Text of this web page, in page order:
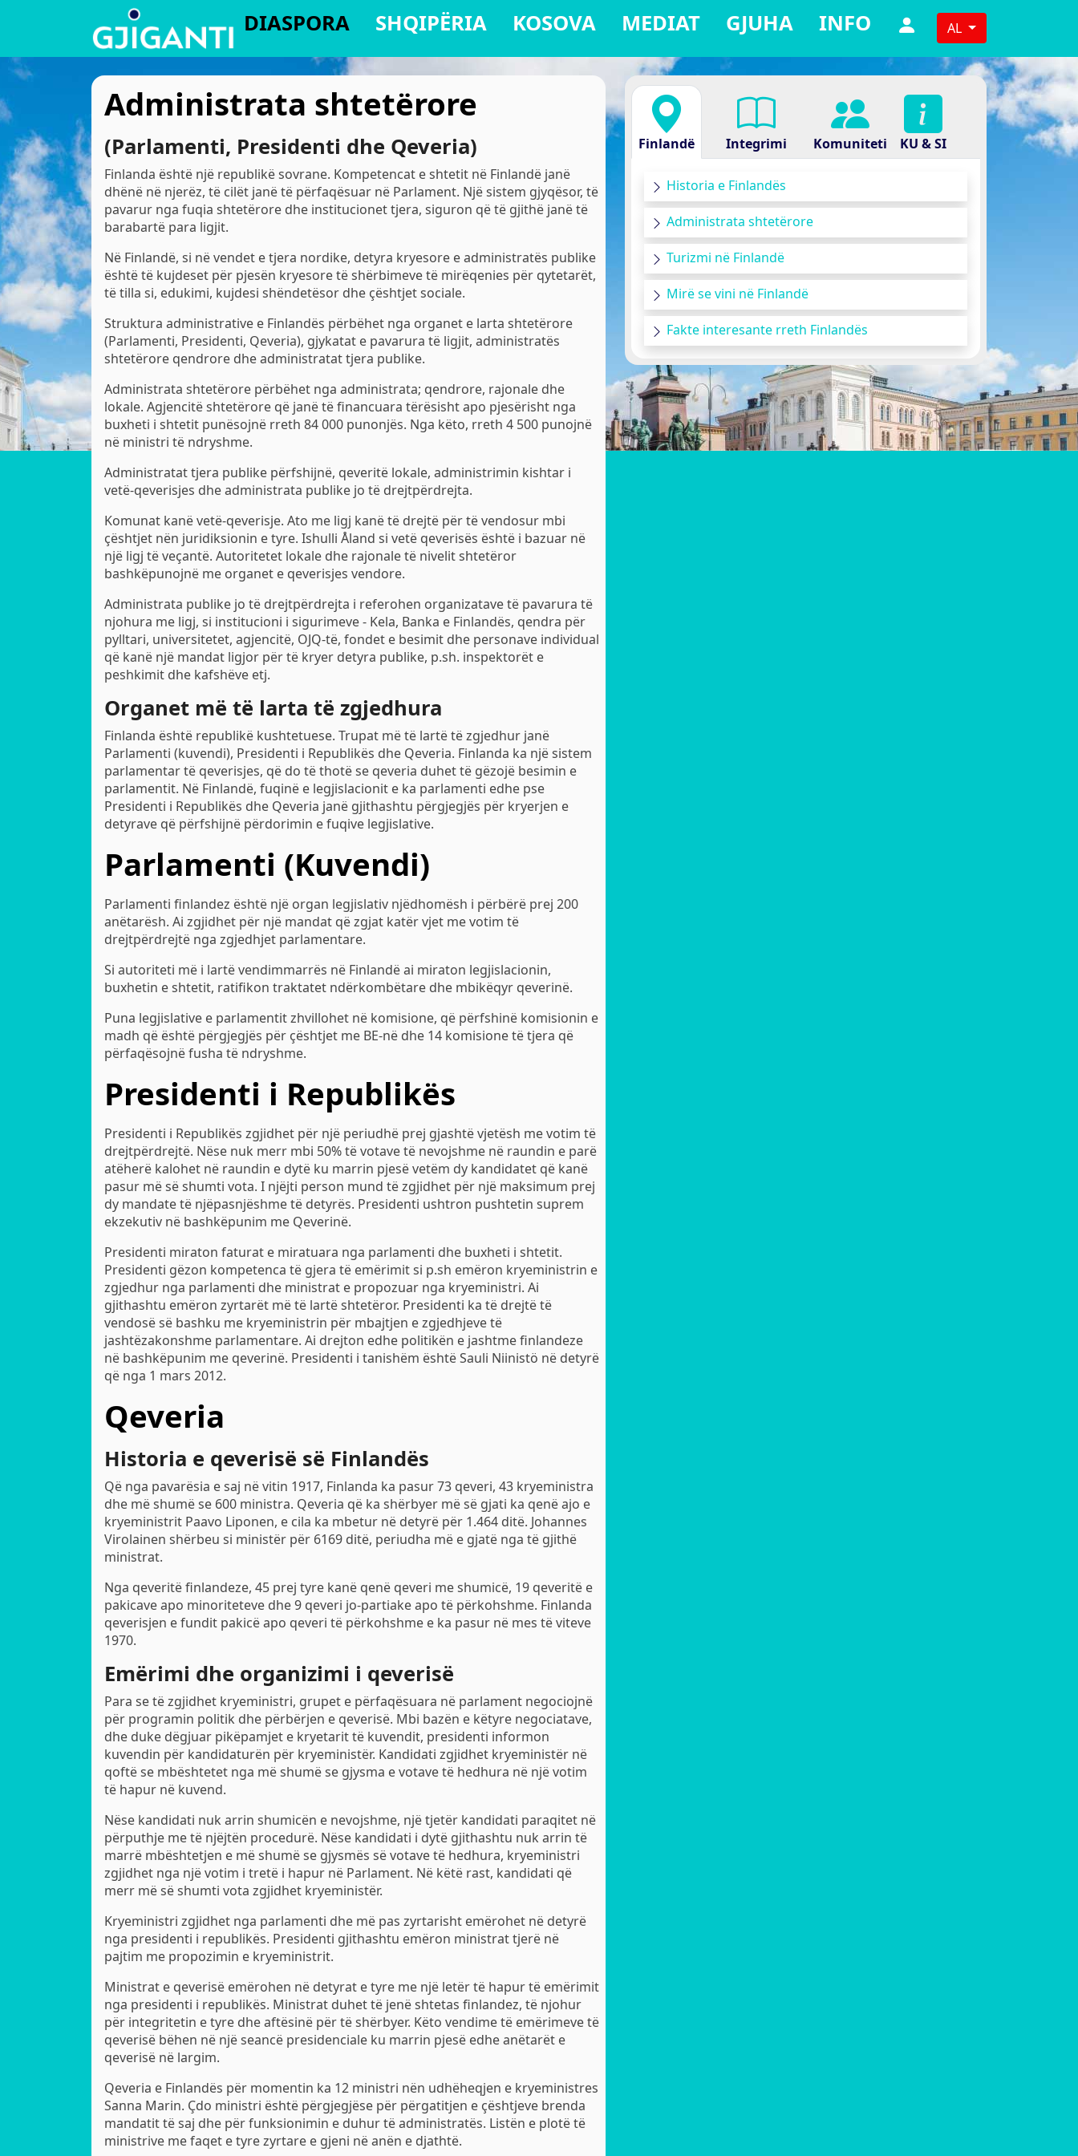
DIASPORA SHQIPËRIA KOSOVA MEDIAT GJUHA INFO AL
Administrata shtetërore
(Parlamenti, Presidenti dhe Qeveria)
Finlanda është një republikë sovrane. Kompetencat e shtetit në Finlandë janë
dhënë në njerëz, të cilët janë të përfaqësuar në Parlament. Një sistem gjyqësor, të
pavarur nga fuqia shtetërore dhe institucionet tjera, siguron që të gjithë janë të
barabartë para ligjit.
Në Finlandë, si në vendet e tjera nordike, detyra kryesore e administratës publike
është të kujdeset për pjesën kryesore të shërbimeve të mirëqenies për qytetarët,
të tilla si, edukimi, kujdesi shëndetësor dhe çështjet sociale.
Struktura administrative e Finlandës përbëhet nga organet e larta shtetërore
(Parlamenti, Presidenti, Qeveria), gjykatat e pavarura të ligjit, administratës
shtetërore qendrore dhe administratat tjera publike.
Administrata shtetërore përbëhet nga administrata; qendrore, rajonale dhe
lokale. Agjencitë shtetërore që janë të financuara tërësisht apo pjesërisht nga
buxheti i shtetit punësojnë rreth 84 000 punonjës. Nga këto, rreth 4 500 punojnë
në ministri të ndryshme.
Administratat tjera publike përfshijnë, qeveritë lokale, administrimin kishtar i
vetë-qeverisjes dhe administrata publike jo të drejtpërdrejta.
Komunat kanë vetë-qeverisje. Ato me ligj kanë të drejtë për të vendosur mbi
çështjet nën juridiksionin e tyre. Ishulli Åland si vetë qeverisës është i bazuar në
një ligj të veçantë. Autoritetet lokale dhe rajonale të nivelit shtetëror
bashkëpunojnë me organet e qeverisjes vendore.
Administrata publike jo të drejtpërdrejta i referohen organizatave të pavarura të
njohura me ligj, si institucioni i sigurimeve - Kela, Banka e Finlandës, qendra për
pylltari, universitetet, agjencitë, OJQ-të, fondet e besimit dhe personave individual
që kanë një mandat ligjor për të kryer detyra publike, p.sh. inspektorët e
peshkimit dhe kafshëve etj.
Organet më të larta të zgjedhura
Finlanda është republikë kushtetuese. Trupat më të lartë të zgjedhur janë
Parlamenti (kuvendi), Presidenti i Republikës dhe Qeveria. Finlanda ka një sistem
parlamentar të qeverisjes, që do të thotë se qeveria duhet të gëzojë besimin e
parlamentit. Në Finlandë, fuqinë e legjislacionit e ka parlamenti edhe pse
Presidenti i Republikës dhe Qeveria janë gjithashtu përgjegjës për kryerjen e
detyrave që përfshijnë përdorimin e fuqive legjislative.
Parlamenti (Kuvendi)
Parlamenti finlandez është një organ legjislativ njëdhomësh i përbërë prej 200
anëtarësh. Ai zgjidhet për një mandat që zgjat katër vjet me votim të
drejtpërdrejtë nga zgjedhjet parlamentare.
Si autoriteti më i lartë vendimmarrës në Finlandë ai miraton legjislacionin,
buxhetin e shtetit, ratifikon traktatet ndërkombëtare dhe mbikëqyr qeverinë.
Puna legjislative e parlamentit zhvillohet në komisione, që përfshinë komisionin e
madh që është përgjegjës për çështjet me BE-në dhe 14 komisione të tjera që
përfaqësojnë fusha të ndryshme.
Presidenti i Republikës
Presidenti i Republikës zgjidhet për një periudhë prej gjashtë vjetësh me votim të
drejtpërdrejtë. Nëse nuk merr mbi 50% të votave të nevojshme në raundin e parë
atëherë kalohet në raundin e dytë ku marrin pjesë vetëm dy kandidatet që kanë
pasur më së shumti vota. I njëjti person mund të zgjidhet për një maksimum prej
dy mandate të njëpasnjëshme të detyrës. Presidenti ushtron pushtetin suprem
ekzekutiv në bashkëpunim me Qeverinë.
Presidenti miraton faturat e miratuara nga parlamenti dhe buxheti i shtetit.
Presidenti gëzon kompetenca të gjera të emërimit si p.sh emëron kryeministrin e
zgjedhur nga parlamenti dhe ministrat e propozuar nga kryeministri. Ai
gjithashtu emëron zyrtarët më të lartë shtetëror. Presidenti ka të drejtë të
vendosë së bashku me kryeministrin për mbajtjen e zgjedhjeve të
jashtëzakonshme parlamentare. Ai drejton edhe politikën e jashtme finlandeze
në bashkëpunim me qeverinë. Presidenti i tanishëm është Sauli Niinistö në detyrë
që nga 1 mars 2012.
Qeveria
Historia e qeverisë së Finlandës
Që nga pavarësia e saj në vitin 1917, Finlanda ka pasur 73 qeveri, 43 kryeministra
dhe më shumë se 600 ministra. Qeveria që ka shërbyer më së gjati ka qenë ajo e
kryeministrit Paavo Liponen, e cila ka mbetur në detyrë për 1.464 ditë. Johannes
Virolainen shërbeu si ministër për 6169 ditë, periudha më e gjatë nga të gjithë
ministrat.
Nga qeveritë finlandeze, 45 prej tyre kanë qenë qeveri me shumicë, 19 qeveritë e
pakicave apo minoriteteve dhe 9 qeveri jo-partiake apo të përkohshme. Finlanda
qeverisjen e fundit pakicë apo qeveri të përkohshme e ka pasur në mes të viteve
1970.
Emërimi dhe organizimi i qeverisë
Para se të zgjidhet kryeministri, grupet e përfaqësuara në parlament negociojnë
për programin politik dhe përbërjen e qeverisë. Mbi bazën e këtyre negociatave,
dhe duke dëgjuar pikëpamjet e kryetarit të kuvendit, presidenti informon
kuvendin për kandidaturën për kryeministër. Kandidati zgjidhet kryeministër në
qoftë se mbështetet nga më shumë se gjysma e votave të hedhura në një votim
të hapur në kuvend.
Nëse kandidati nuk arrin shumicën e nevojshme, një tjetër kandidati paraqitet në
përputhje me të njëjtën procedurë. Nëse kandidati i dytë gjithashtu nuk arrin të
marrë mbështetjen e më shumë se gjysmës së votave të hedhura, kryeministri
zgjidhet nga një votim i tretë i hapur në Parlament. Në këtë rast, kandidati që
merr më së shumti vota zgjidhet kryeministër.
Kryeministri zgjidhet nga parlamenti dhe më pas zyrtarisht emërohet në detyrë
nga presidenti i republikës. Presidenti gjithashtu emëron ministrat tjerë në
pajtim me propozimin e kryeministrit.
Ministrat e qeverisë emërohen në detyrat e tyre me një letër të hapur të emërimit
nga presidenti i republikës. Ministrat duhet të jenë shtetas finlandez, të njohur
për integritetin e tyre dhe aftësinë për të shërbyer. Këto vendime të emërimeve të
qeverisë bëhen në një seancë presidenciale ku marrin pjesë edhe anëtarët e
qeverisë në largim.
Qeveria e Finlandës për momentin ka 12 ministri nën udhëheqjen e kryeministres
Sanna Marin. Çdo ministri është përgjegjëse për përgatitjen e çështjeve brenda
mandatit të saj dhe për funksionimin e duhur të administratës. Listën e plotë të
ministrive me faqet e tyre zyrtare e gjeni në anën e djathtë.
Finlandë Integrimi Komuniteti KU & SI
Historia e Finlandës
Administrata shtetërore
Turizmi në Finlandë
Mirë se vini në Finlandë
Fakte interesante rreth Finlandës